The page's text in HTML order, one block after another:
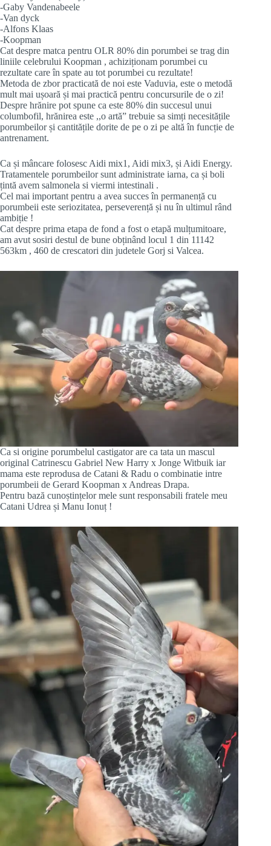
-Gaby Vandenabeele
-Van dyck
-Alfons Klaas
-Koopman
Cat despre matca pentru OLR 80% din porumbei se trag din
liniile celebrului Koopman , achiziționam porumbei cu
rezultate care în spate au tot porumbei cu rezultate!
Metoda de zbor practicată de noi este Vaduvia, este o metodă
mult mai ușoară și mai practică pentru concursurile de o zi!
Despre hrănire pot spune ca este 80% din succesul unui
columbofil, hrănirea este ,,o artă” trebuie sa simți necesitățile
porumbeilor și cantitățile dorite de pe o zi pe altă în funcție de
antrenament.
Ca și mâncare folosesc Aidi mix1, Aidi mix3, și Aidi Energy.
Tratamentele porumbeilor sunt administrate iarna, ca și boli
țintă avem salmonela si viermi intestinali .
Cel mai important pentru a avea succes în permanență cu
porumbeii este seriozitatea, perseverență și nu în ultimul rând
ambiție !
Cat despre prima etapa de fond a fost o etapă mulțumitoare,
am avut sosiri destul de bune obținând locul 1 din 11142
563km , 460 de crescatori din judetele Gorj si Valcea.
Ca si origine porumbelul castigator are ca tata un mascul
original Catrinescu Gabriel New Harry x Jonge Witbuik iar
mama este reprodusa de Catani & Radu o combinatie intre
porumbeii de Gerard Koopman x Andreas Drapa.
Pentru bază cunoștințelor mele sunt responsabili fratele meu
Catani Udrea și Manu Ionuț !